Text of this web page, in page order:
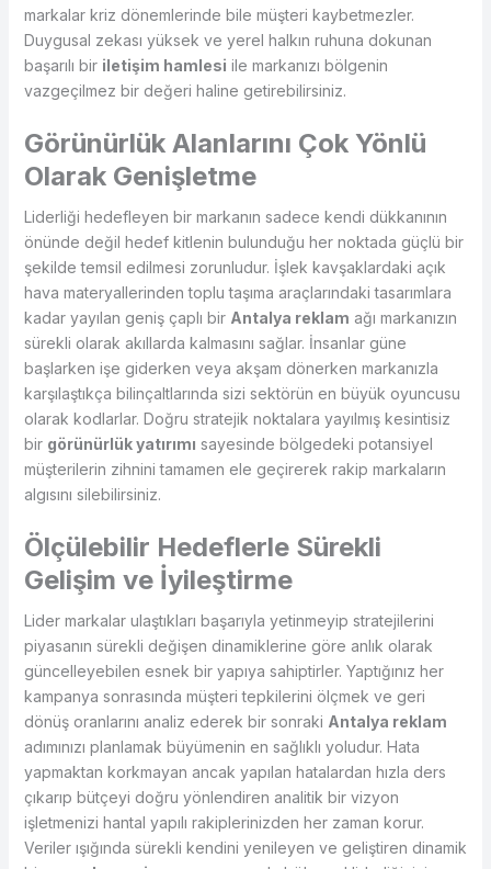
markalar kriz dönemlerinde bile müşteri kaybetmezler.
Duygusal zekası yüksek ve yerel halkın ruhuna dokunan
başarılı bir iletişim hamlesi ile markanızı bölgenin
vazgeçilmez bir değeri haline getirebilirsiniz.
Görünürlük Alanlarını Çok Yönlü
Olarak Genişletme
Liderliği hedefleyen bir markanın sadece kendi dükkanının
önünde değil hedef kitlenin bulunduğu her noktada güçlü bir
şekilde temsil edilmesi zorunludur. İşlek kavşaklardaki açık
hava materyallerinden toplu taşıma araçlarındaki tasarımlara
kadar yayılan geniş çaplı bir Antalya reklam ağı markanızın
sürekli olarak akıllarda kalmasını sağlar. İnsanlar güne
başlarken işe giderken veya akşam dönerken markanızla
karşılaştıkça bilinçaltlarında sizi sektörün en büyük oyuncusu
olarak kodlarlar. Doğru stratejik noktalara yayılmış kesintisiz
bir görünürlük yatırımı sayesinde bölgedeki potansiyel
müşterilerin zihnini tamamen ele geçirerek rakip markaların
algısını silebilirsiniz.
Ölçülebilir Hedeflerle Sürekli
Gelişim ve İyileştirme
Lider markalar ulaştıkları başarıyla yetinmeyip stratejilerini
piyasanın sürekli değişen dinamiklerine göre anlık olarak
güncelleyebilen esnek bir yapıya sahiptirler. Yaptığınız her
kampanya sonrasında müşteri tepkilerini ölçmek ve geri
dönüş oranlarını analiz ederek bir sonraki Antalya reklam
adımınızı planlamak büyümenin en sağlıklı yoludur. Hata
yapmaktan korkmayan ancak yapılan hatalardan hızla ders
çıkarıp bütçeyi doğru yönlendiren analitik bir vizyon
işletmenizi hantal yapılı rakiplerinizden her zaman korur.
Veriler ışığında sürekli kendini yenileyen ve geliştiren dinamik